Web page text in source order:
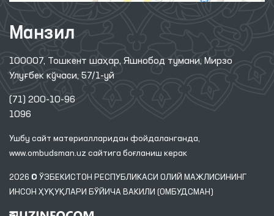
Манзил
100007, Тошкент шаҳар, Яшнобод тумани, Мирзо
Улуғбек кўчаси, 57/1-уй
(71) 200-10-96
1096
Ушбу сайт материалларидан фойдаланганда,
www.ombudsman.uz сайтига боғланиш керак
2026 © ЎЗБЕКИСТОН РЕСПУБЛИКАСИ ОЛИЙ МАЖЛИСИНИНГ
ИНСОН ҲУҚУҚЛАРИ БЎЙИЧА ВАКИЛИ (ОМБУДСМАН)